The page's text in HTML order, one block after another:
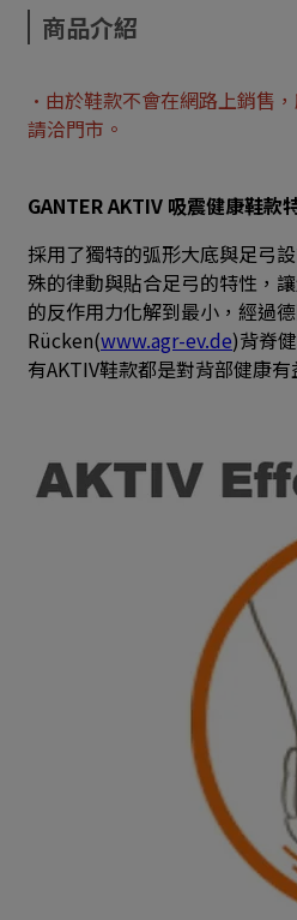
商品介紹
•由於鞋款不會在網路上銷售
請洽門市。
GANTER AKTIV 吸震健康鞋款
採用了獨特的弧形大底與足弓
殊的律動與貼合足弓的特性，
的反作用力化解到最小，經過
Rücken(www.agr-ev.de)背脊
有AKTIV鞋款都是對背部健康有